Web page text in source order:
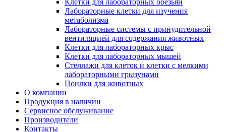
Лабораторные клетки для изучения
метаболизма
Лабораторные системы с принудительной
вентиляцией для содержания животных
Клетки для лабораторных крыс
Клетки для лабораторных мышей
Стеллажи для клеток и клетки с мелкими
лабораторными грызунами
Поилки для животных
О компании
Продукция в наличии
Сервисное обслуживание
Производители
Контакты